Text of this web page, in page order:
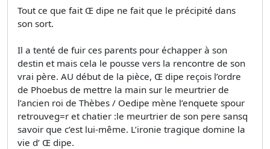
Tout ce que fait Œ dipe ne fait que le précipité dans
son sort.
Il a tenté de fuir ces parents pour échapper à son
destin et mais cela le pousse vers la rencontre de son
vrai père. AU début de la pièce, Œ dipe reçois l’ordre
de Phoebus de mettre la main sur le meurtrier de
l’ancien roi de Thèbes / Oedipe mène l’enquete spour
retrouveg=r et chatier :le meurtrier de son pere sansq
savoir que c’est lui-même. L’ironie tragique domine la
vie d’ Œ dipe.